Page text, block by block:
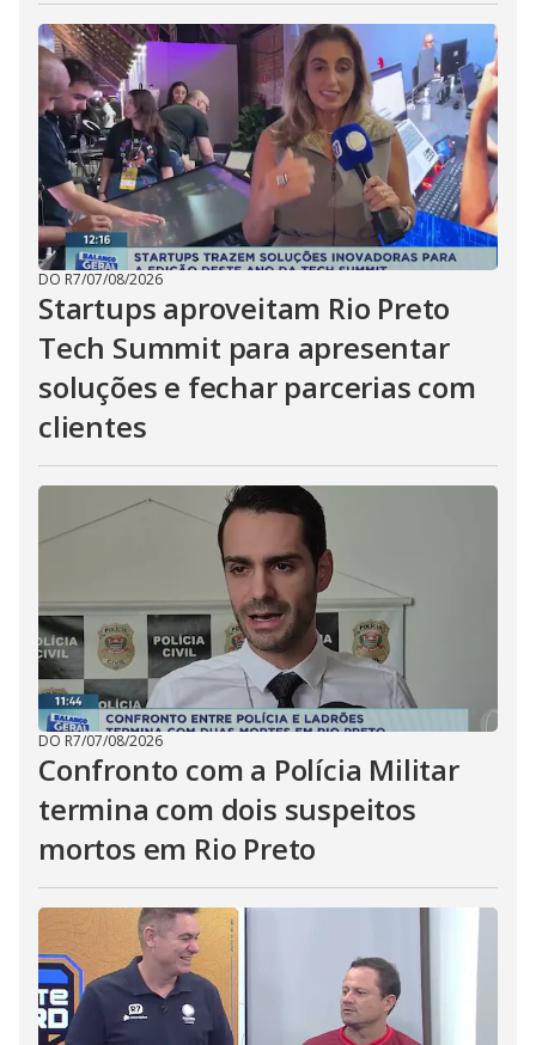
DO R7/07/08/2026
Startups aproveitam Rio Preto
Tech Summit para apresentar
soluções e fechar parcerias com
clientes
DO R7/07/08/2026
Confronto com a Polícia Militar
termina com dois suspeitos
mortos em Rio Preto